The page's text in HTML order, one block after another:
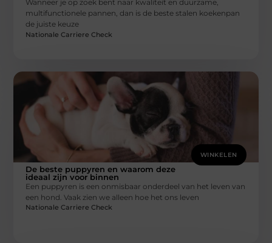
Wanneer je op zoek bent naar kwaliteit en duurzame,
multifunctionele pannen, dan is de beste stalen koekenpan
de juiste keuze
Nationale Carriere Check
WINKELEN
De beste puppyren en waarom deze
ideaal zijn voor binnen
Een puppyren is een onmisbaar onderdeel van het leven van
een hond. Vaak zien we alleen hoe het ons leven
Nationale Carriere Check